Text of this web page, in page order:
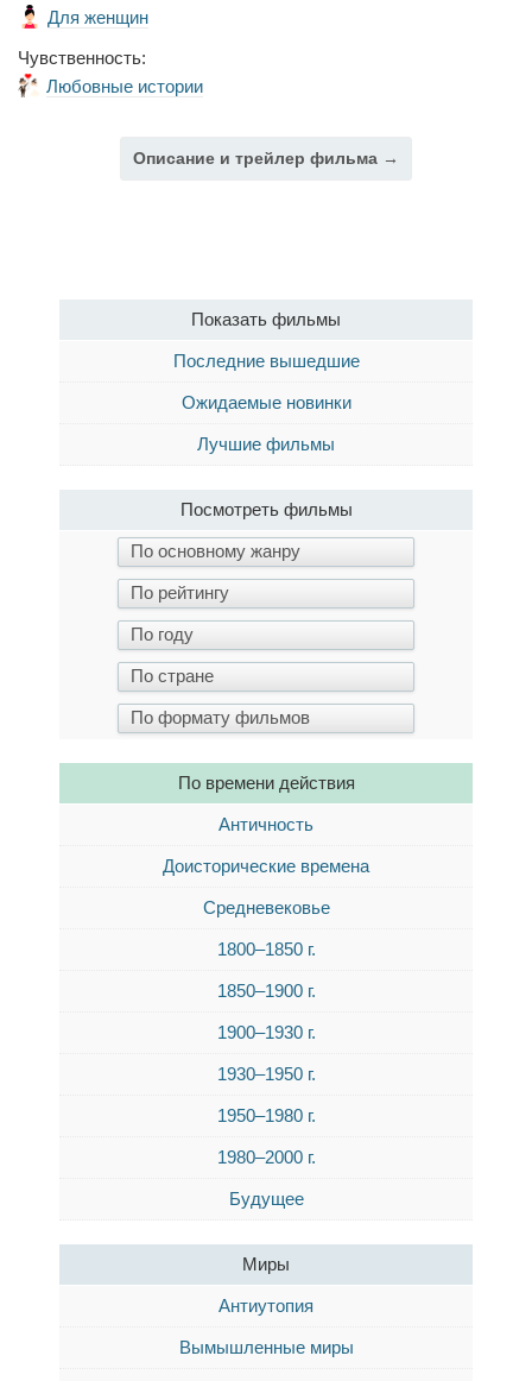
Для женщин
Чувственность:
Любовные истории
Описание и трейлер фильма →
Показать фильмы
Последние вышедшие
Ожидаемые новинки
Лучшие фильмы
Посмотреть фильмы
По времени действия
Античность
Доисторические времена
Средневековье
1800–1850 г.
1850–1900 г.
1900–1930 г.
1930–1950 г.
1950–1980 г.
1980–2000 г.
Будущее
Миры
Антиутопия
Вымышленные миры